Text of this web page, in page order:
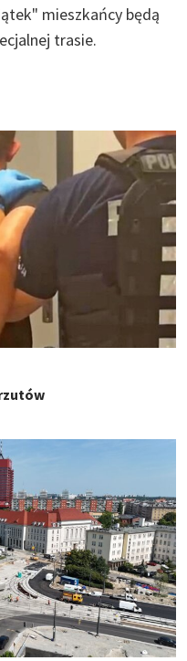
mieszkańcy będą
trasie.